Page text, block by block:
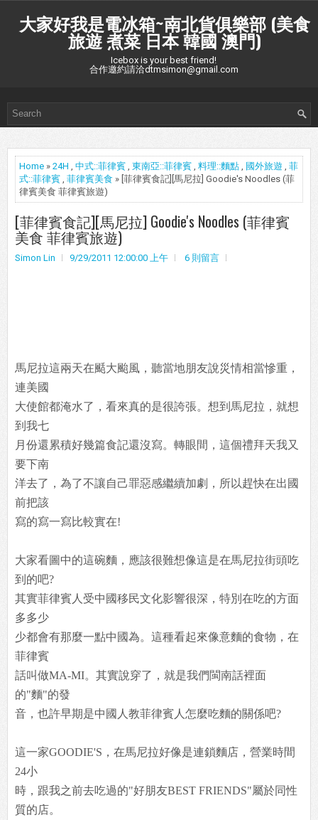
大家好我是電冰箱~南北貨俱樂部 (美食
旅遊 煮菜 日本 韓國 澳門)
Icebox is your best friend!
合作邀約請洽dtmsimon@gmail.com
Home » 24H , 中式::菲律賓 , 東南亞::菲律賓 , 料理::麵點 , 國外旅遊 , 菲
式::菲律賓 , 菲律賓美食 » [菲律賓食記][馬尼拉] Goodie's Noodles (菲
律賓美食 菲律賓旅遊)
[菲律賓食記][馬尼拉] Goodie's Noodles (菲律賓
美食 菲律賓旅遊)
Simon Lin 9/29/2011 12:00:00 上午 6 則留言
馬尼拉這兩天在颳大颱風，聽當地朋友說災情相當慘重，
連美國
大使館都淹水了，看來真的是很誇張。想到馬尼拉，就想
到我七
月份還累積好幾篇食記還沒寫。轉眼間，這個禮拜天我又
要下南
洋去了，為了不讓自己罪惡感繼續加劇，所以趕快在出國
前把該
寫的寫一寫比較實在!
大家看圖中的這碗麵，應該很難想像這是在馬尼拉街頭吃
到的吧?
其實菲律賓人受中國移民文化影響很深，特別在吃的方面
多多少
少都會有那麼一點中國為。這種看起來像意麵的食物，在
菲律賓
話叫做MA-MI。其實說穿了，就是我們閩南話裡面
的"麵"的發
音，也許早期是中國人教菲律賓人怎麼吃麵的關係吧?
這一家GOODIE'S，在馬尼拉好像是連鎖麵店，營業時間
24小
時，跟我之前去吃過的"好朋友BEST FRIENDS"屬於同性
質的店。